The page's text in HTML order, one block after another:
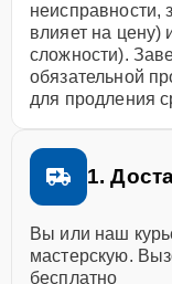
неисправности,
влияет на цену)
сложности).
обязательной
для продления
1.
Вы или наш
мастерскую.
бесплатно